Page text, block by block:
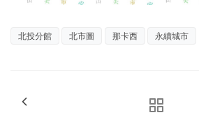
北投分館 北市圖 那卡西 永續城市